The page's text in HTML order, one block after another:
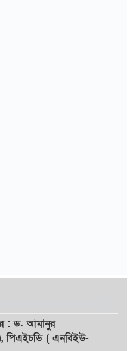
: ড. আমানুর
( এনবিইউ-